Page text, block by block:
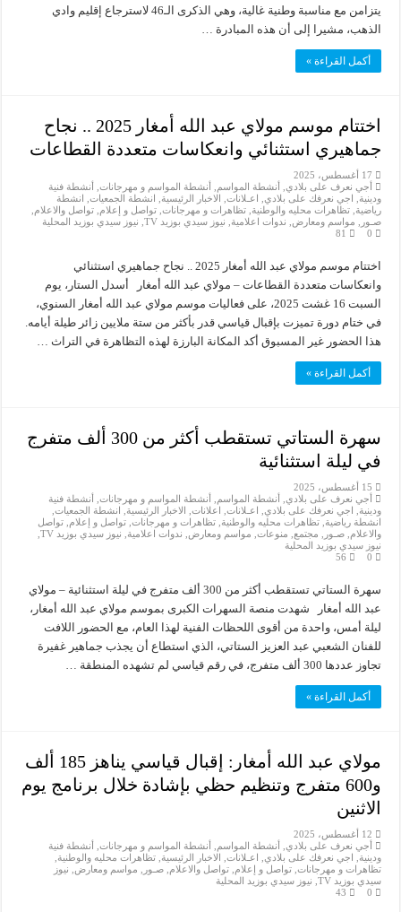
يتزامن مع مناسبة وطنية غالية، وهي الذكرى الـ46 لاسترجاع إقليم وادي
الذهب، مشيرا إلى أن هذه المبادرة …
أكمل القراءة »
اختتام موسم مولاي عبد الله أمغار 2025 .. نجاح
جماهيري استثنائي وانعكاسات متعددة القطاعات
17 أغسطس، 2025
أجي نعرف على بلادي
أنشطة المواسم أنشطة المواسم و مهرجانات,
أنشطة فنية
ودينية
اجي نعرفك على بلادي اعـلانات, الاخبار الرئيسية انشطة الجمعيات, انشطة
رياضية تظاهرات محليه والوطنية تظاهرات و مهرجانات, تواصل و إعلام تواصل والاعلام
صـور
مواسم ومعارض ندوات اعلامية نيوز سيدي بوزيد TV , نيوز سيدي بوزيد المحلية
0
81
اختتام موسم مولاي عبد الله أمغار 2025 .. نجاح جماهيري استثنائي
وانعكاسات متعددة القطاعات – مولاي عبد الله أمغار أسدل الستار، يوم
السبت 16 غشت 2025، على فعاليات موسم مولاي عبد الله أمغار السنوي،
في ختام دورة تميزت بإقبال قياسي قدر بأكثر من ستة ملايين زائر طيلة أيامه.
هذا الحضور غير المسبوق أكد المكانة البارزة لهذه التظاهرة في التراث …
أكمل القراءة »
سهرة الستاتي تستقطب أكثر من 300 ألف متفرج
في ليلة استثنائية
15 أغسطس، 2025
أجي نعرف على بلادي
أنشطة المواسم أنشطة المواسم و مهرجانات,
أنشطة فنية
ودينية
اجي نعرفك على بلادي اعـلانات, اعلانات, الاخبار الرئيسية انشطة الجمعيات,
انشطة رياضية تظاهرات محليه والوطنية تظاهرات و مهرجانات, تواصل و إعلام تواصل
والاعلام صـور مجتمع منوعات, مواسم ومعارض ندوات اعلامية نيوز سيدي بوزيد TV
,
نيوز سيدي بوزيد المحلية
0
56
سهرة الستاتي تستقطب أكثر من 300 ألف متفرج في ليلة استثنائية – مولاي
عبد الله أمغار شهدت منصة السهرات الكبرى بموسم مولاي عبد الله أمغار،
ليلة أمس، واحدة من أقوى اللحظات الفنية لهذا العام، مع الحضور اللافت
للفنان الشعبي عبد العزيز الستاتي، الذي استطاع أن يجذب جماهير غفيرة
تجاوز عددها 300 ألف متفرج، في رقم قياسي لم تشهده المنطقة …
أكمل القراءة »
مولاي عبد الله أمغار: إقبال قياسي يناهز 185 ألف
و600 متفرج وتنظيم حظي بإشادة خلال برنامج يوم
الاثنين
12 أغسطس، 2025
أجي نعرف على بلادي
أنشطة المواسم أنشطة المواسم و مهرجانات,
أنشطة فنية
ودينية
اجي نعرفك على بلادي اعـلانات, الاخبار الرئيسية تظاهرات محليه والوطنية
تظاهرات و مهرجانات, تواصل و إعلام تواصل والاعلام صـور مواسم ومعارض
نيوز
سيدي بوزيد TV
, نيوز سيدي بوزيد المحلية
0
43